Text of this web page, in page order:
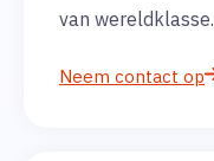
van wereldklasse.
Neem contact op